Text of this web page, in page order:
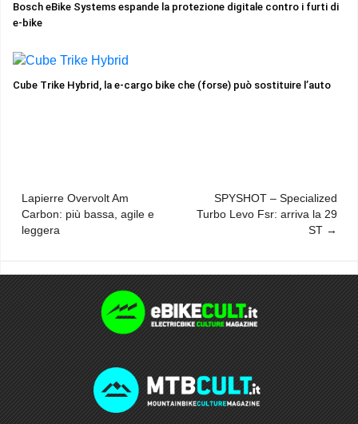
Bosch eBike Systems espande la protezione digitale contro i furti di
e-bike
Cube Trike Hybrid, la e-cargo bike che (forse) può sostituire l’auto
Navigazione
articoli
Lapierre Overvolt Am
Carbon: più bassa, agile e
leggera
SPYSHOT – Specialized
Turbo Levo Fsr: arriva la 29
ST